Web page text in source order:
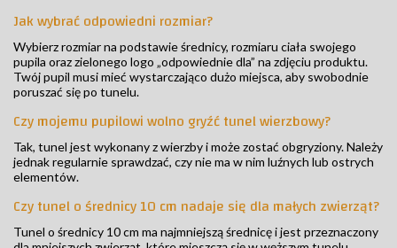
Jak wybrać odpowiedni rozmiar?
Wybierz rozmiar na podstawie średnicy, rozmiaru ciała swojego
pupila oraz zielonego logo „odpowiednie dla” na zdjęciu produktu.
Twój pupil musi mieć wystarczająco dużo miejsca, aby swobodnie
poruszać się po tunelu.
Czy mojemu pupilowi wolno gryźć tunel wierzbowy?
Tak, tunel jest wykonany z wierzby i może zostać obgryziony. Należy
jednak regularnie sprawdzać, czy nie ma w nim luźnych lub ostrych
elementów.
Czy tunel o średnicy 10 cm nadaje się dla małych zwierząt?
Tunel o średnicy 10 cm ma najmniejszą średnicę i jest przeznaczony